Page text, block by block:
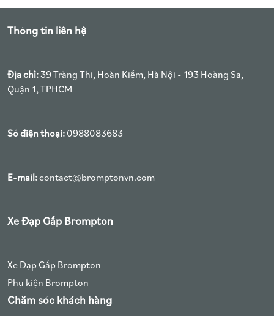
Thông tin liên hệ
Địa chỉ:39 Tràng Thi, Hoàn Kiếm, Hà Nội - 193 Hoàng Sa,
Quận 1, TPHCM
Số điện thoại: 0988083683
E-mail:contact@bromptonvn.com
Xe Đạp Gấp Brompton
Xe Đạp Gấp Brompton
Phụ kiện Brompton
Chăm sóc khách hàng